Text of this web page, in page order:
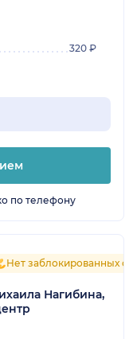
320 ₽
по телефону
Нет заблокированных
Нагибина,